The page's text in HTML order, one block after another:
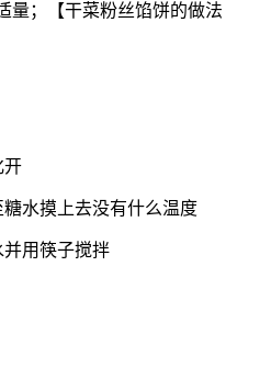
量；【干菜粉丝馅饼的做法
开
水摸上去没有什么温度
用筷子搅拌